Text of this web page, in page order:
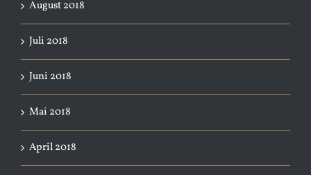
August 2018
Juli 2018
Juni 2018
Mai 2018
April 2018